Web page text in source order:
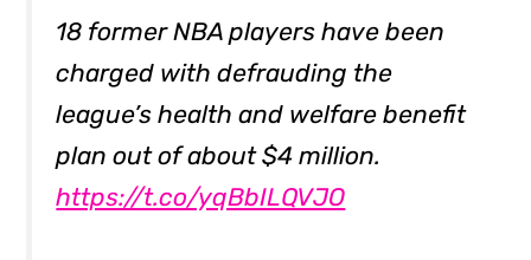
18 former NBA players have been
charged with defrauding the
league’s health and welfare benefit
plan out of about $4 million.
https://t.co/yqBbILQVJO